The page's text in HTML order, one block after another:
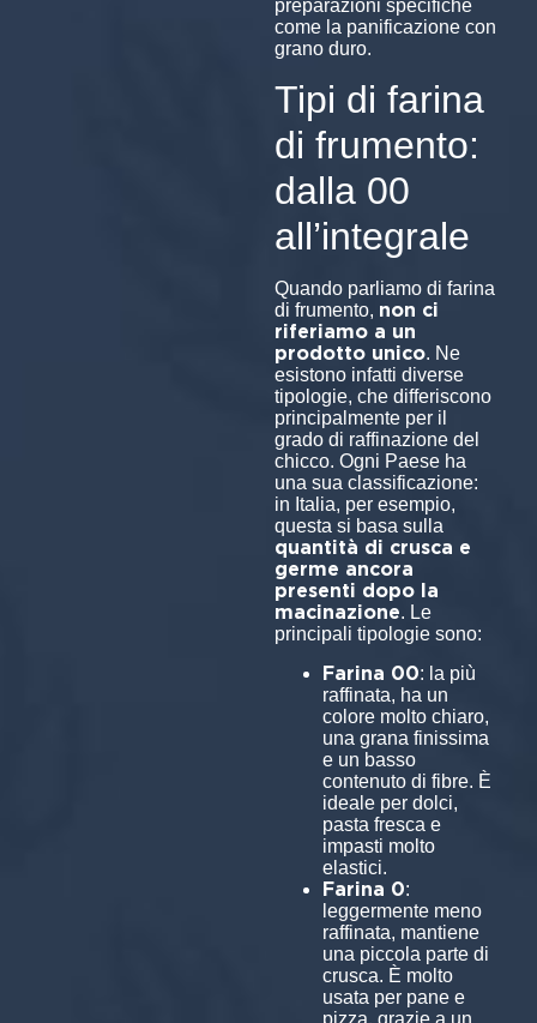
preparazioni specifiche
come la panificazione con
grano duro.
Tipi di farina
di frumento:
dalla 00
all’integrale
Quando parliamo di farina
di frumento, non ci
riferiamo a un
prodotto unico. Ne
esistono infatti diverse
tipologie, che differiscono
principalmente per il
grado di raffinazione del
chicco. Ogni Paese ha
una sua classificazione:
in Italia, per esempio,
questa si basa sulla
quantità di crusca e
germe ancora
presenti dopo la
macinazione. Le
principali tipologie sono:
Farina 00: la più
raffinata, ha un
colore molto chiaro,
una grana finissima
e un basso
contenuto di fibre. È
ideale per dolci,
pasta fresca e
impasti molto
elastici.
Farina 0:
leggermente meno
raffinata, mantiene
una piccola parte di
crusca. È molto
usata per pane e
pizza, grazie a un